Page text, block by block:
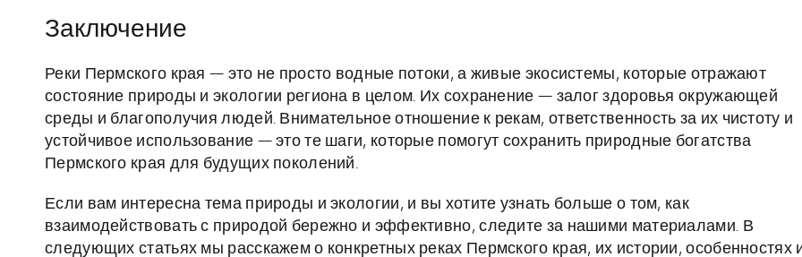
Заключение
Реки Пермского края — это не просто водные потоки, а живые экосистемы, которые отражают
состояние природы и экологии региона в целом. Их сохранение — залог здоровья окружающей
среды и благополучия людей. Внимательное отношение к рекам, ответственность за их чистоту и
устойчивое использование — это те шаги, которые помогут сохранить природные богатства
Пермского края для будущих поколений.
Если вам интересна тема природы и экологии, и вы хотите узнать больше о том, как
взаимодействовать с природой бережно и эффективно, следите за нашими материалами. В
следующих статьях мы расскажем о конкретных реках Пермского края, их истории, особенностях